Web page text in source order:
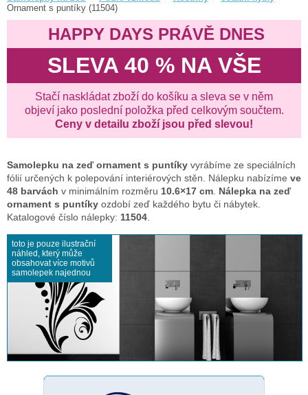
Ornament s puntíky (11504)
HAPPY DAYS PRÁVĚ DNES
SLEVA 40 % NA VŠE
Stačí naskládat zboží do košíku a sleva se v něm
objeví jako poslední položka před celkovým součtem.
Ceny v detailu zboží jsou před slevou!
Samolepku na zeď ornament s puntíky vyrábíme ze speciálních
fólií určených k polepování interiérových stěn. Nálepku nabízíme ve
48 barvách v minimálním rozměru 10.6×17 cm Nálepka na zeď
ornament s puntíky ozdobí zeď každého bytu či nábytek.
Katalogové číslo nálepky: 11504
toto je pouze ilustrační
náhled, který může
obsahovat více motivů
samolepek najednou